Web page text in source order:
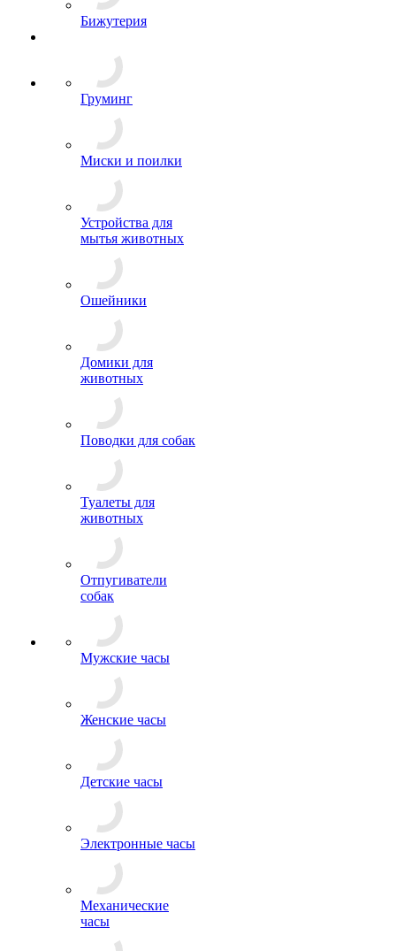
Бижутерия
Груминг
Миски и поилки
Устройства для
мытья животных
Ошейники
Домики для
животных
Поводки для собак
Туалеты для
животных
Отпугиватели
собак
Мужские часы
Женские часы
Детские часы
Электронные часы
Механические
часы